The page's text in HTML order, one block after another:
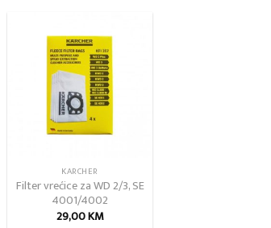
Add to
wishlist
KARCHER
Filter vrećice za WD 2/3, SE
4001/4002
29,00KM